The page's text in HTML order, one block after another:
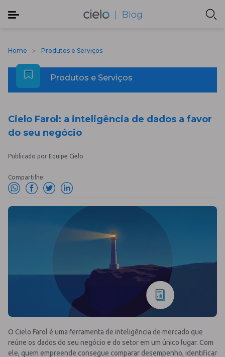
Home Produtos e Serviços
Produtos e Serviços
Cielo Farol: a inteligência de dados a favor
do seu negócio
Publicado por Equipe Cielo
Compartilhe:
O Cielo Farol é uma ferramenta de inteligência de mercado que
reúne os dados do seu negócio e do setor em um único lugar. Com
ele, quem empreende consegue comparar desempenho, identificar